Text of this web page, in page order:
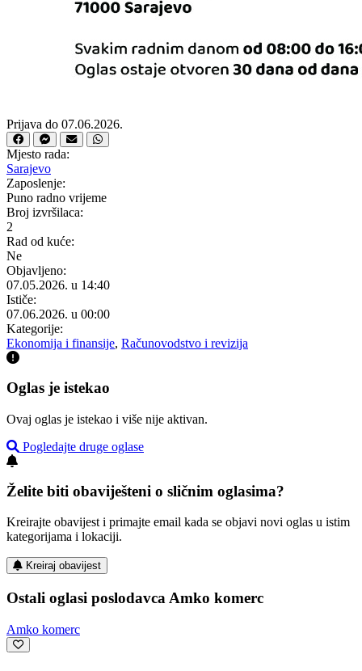
Prijava do 07.06.2026.
Mjesto rada:
Sarajevo
Zaposlenje:
Puno radno vrijeme
Broj izvršilaca:
2
Rad od kuće:
Ne
Objavljeno:
07.05.2026. u 14:40
Ističe:
07.06.2026. u 00:00
Kategorije:
Ekonomija i finansije, Računovodstvo i revizija
Oglas je istekao
Ovaj oglas je istekao i više nije aktivan.
Pogledajte druge oglase
Želite biti obaviješteni o sličnim oglasima?
Kreirajte obavijest i primajte email kada se objavi novi oglas u istim
kategorijama i lokaciji.
Kreiraj obavijest
Ostali oglasi poslodavca Amko komerc
Amko komerc